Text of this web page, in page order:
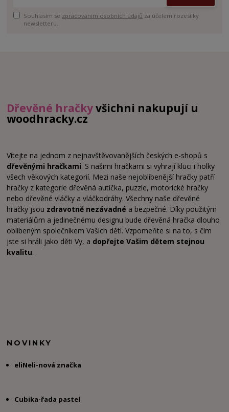
Souhlasím se zpracováním osobních údajů za účelem rozesílky
newsletteru.
Dřevěné hračkyvšichni nakupují u
woodhracky.cz
Vítejte na jednom z nejnavštěvovanějších českých e-shopů s
dřevěnými hračkami. S našimi hračkami si vyhrají kluci i holky
všech věkových kategorií. Mezi naše nejoblíbenější hračky patří
hračky z kategorie dřevěná autíčka, puzzle, motorické hračky
nebo dřevěné vláčky a vláčkodráhy. Všechny naše dřevěné
hračky jsou zdravotně nezávadné a bezpečné. Díky použitým
materiálům a jedinečnému designu bude dřevěná hračka dlouho
oblíbeným společníkem Vašich dětí. Vzpomeňte si na to, s čím
jste si hráli jako děti Vy, a dopřejte Vašim dětem stejnou
kvalitu.
NOVINKY
eliNeli-nová značka
Cubika-řada pastel